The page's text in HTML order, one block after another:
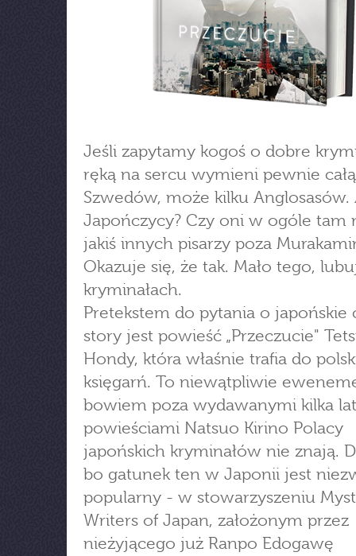
Jeśli zapytamy kogoś o dobre
ręką na sercu wymieni pewnie
Szwedów, może kilku Anglosasów.
Japończycy? Czy oni w ogóle tam
jakiś innych pisarzy poza
Okazuje się, że tak. Mało tego,
kryminałach.
Pretekstem do pytania o japońskie
story jest powieść „Przeczucie"
Hondy, która właśnie trafia do
księgarń. To niewątpliwie
bowiem poza wydawanymi kilka
powieściami Natsuo Kirino Polacy
japońskich kryminałów nie znają.
bo gatunek ten w Japonii jest
popularny - w stowarzyszeniu
Writers of Japan, założonym przez
nieżyjącego już Ranpo Edogawę